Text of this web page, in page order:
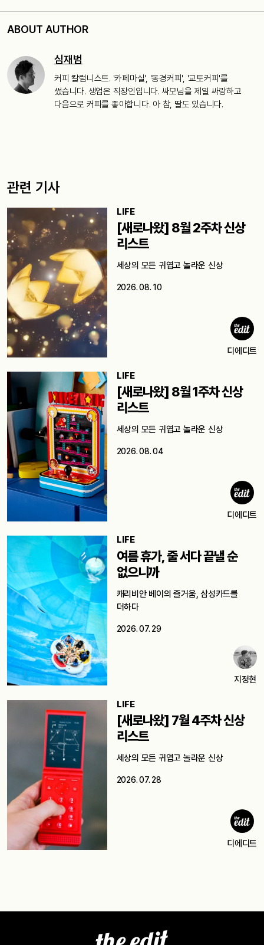
ABOUT AUTHOR
심재범
커피 칼럼니스트. '카페마실', '동경커피', '교토커피'를
썼습니다. 생업은 직장인입니다. 싸모님을 제일 싸랑하고
다음으로 커피를 좋아합니다. 아 참, 딸도 있습니다.
관련 기사
LIFE
[새로나왔] 8월 2주차 신상
리스트
세상의 모든 귀엽고 놀라운 신상
2026. 08. 10
디에디트
LIFE
[새로나왔] 8월 1주차 신상
리스트
세상의 모든 귀엽고 놀라운 신상
2026. 08. 04
디에디트
LIFE
여름 휴가, 줄 서다 끝낼 순
없으니까
캐리비안 베이의 즐거움, 삼성카드를
더하다
2026. 07. 29
지정현
LIFE
[새로나왔] 7월 4주차 신상
리스트
세상의 모든 귀엽고 놀라운 신상
2026. 07. 28
디에디트